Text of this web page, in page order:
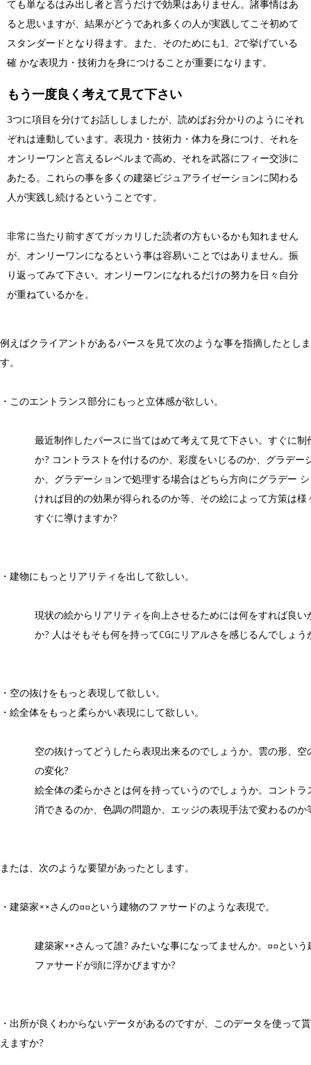
ても単なるはみ出し者と言うだけで効果はありません。諸事情はあ
ると思いますが、結果がどうであれ多くの人が実践してこそ初めて
スタンダードとなり得ます。また、そのためにも1、2で挙げている
確 かな表現力・技術力を身につけることが重要になります。
もう一度良く考えて見て下さい
3つに項目を分けてお話ししましたが、読めばお分かりのようにそれ
ぞれは連動しています。表現力・技術力・体力を身につけ、それを
オンリーワンと言えるレベルまで高め、それを武器にフィー交渉に
あたる。これらの事を多くの建築ビジュアライゼーションに関わる
人が実践し続けるということです。
非常に当たり前すぎてガッカリした読者の方もいるかも知れません
が、オンリーワンになるという事は容易いことではありません。振
り返ってみて下さい。オンリーワンになれるだけの努力を日々自分
が重ねているかを。
例えばクライアントがあるパースを見て次のような事を指摘したとしま
す。
・このエントランス部分にもっと立体感が欲しい。
最近制作したパースに当てはめて考えて見て下さい。すぐに制
か? コントラストを付けるのか、彩度をいじるのか、グラデー
か、グラデーションで処理する場合はどちら方向にグラデー
ければ目的の効果が得られるのか等、その絵によって方策は
すぐに導けますか?
・建物にもっとリアリティを出して欲しい。
現状の絵からリアリティを向上させるためには何をすれば良
か? 人はそもそも何を持ってCGにリアルさを感じるんでしょう
・空の抜けをもっと表現して欲しい。
・絵全体をもっと柔らかい表現にして欲しい。
空の抜けってどうしたら表現出来るのでしょうか。雲の形、
の変化?
絵全体の柔らかさとは何を持っていうのでしょうか。コント
消できるのか、色調の問題か、エッジの表現手法で変わるのか
または、次のような要望があったとします。
・建築家××さんの□□という建物のファサードのような表現で。
建築家××さんって誰? みたいな事になってませんか。□□とい
ファサードが頭に浮かびますか?
・出所が良くわからないデータがあるのですが、このデータを使って貰
えますか?